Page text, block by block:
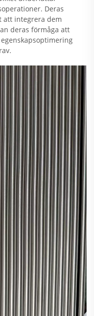
Deras
att integrera dem
deras förmåga att